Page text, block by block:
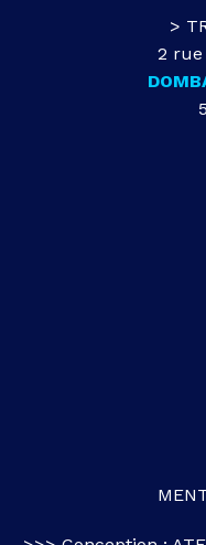
>
2 rue